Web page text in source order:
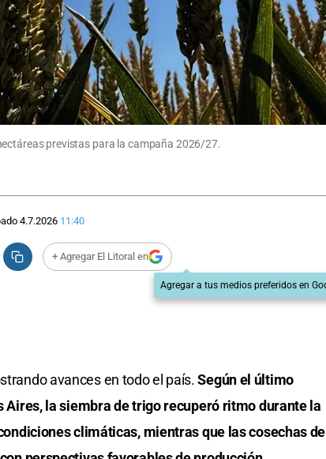
previstas para la campaña 2026/27.
4.7.2026 11:40
+ Agregar El Litoral en
Agregar a tus medios preferidos en
avances en todo el país.Según el último
Aires, la siembra de trigo recuperó ritmo durante la
climáticas, mientras que las cosechas de